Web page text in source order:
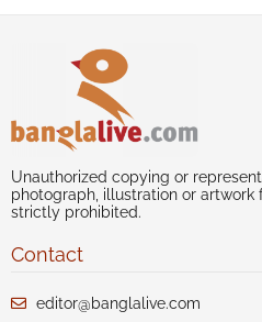
Unauthorized copying or
photograph, illustration or artwork
strictly prohibited.
Contact
editor@banglalive.com